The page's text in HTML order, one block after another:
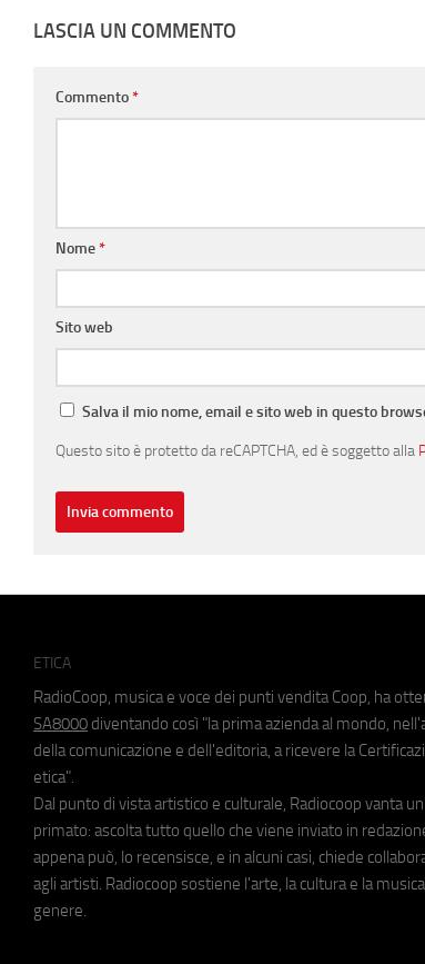
LASCIA UN COMMENTO
Commento*
Nome*
Sito web
Salva il mio nome, email e sito web in questo
Questo sito è protetto da reCAPTCHA, ed è soggetto alla
ETICA
RadioCoop, musica e voce dei punti vendita Coop, ha
SA8000 diventando così "la prima azienda al mondo,
della comunicazione e dell'editoria, a ricevere la
etica".
Dal punto di vista artistico e culturale, Radiocoop vanta un
primato: ascolta tutto quello che viene inviato in
appena può, lo recensisce, e in alcuni casi, chiede
agli artisti. Radiocoop sostiene l'arte, la cultura e la
genere.